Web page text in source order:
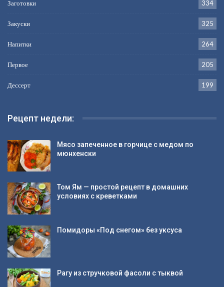
Заготовки 334
Закуски 325
Напитки 264
Первое 205
Дессерт 199
Рецепт недели:
Мясо запеченное в горчице с медом по
мюнхенски
Том Ям — простой рецепт в домашних
условиях с креветками
Помидоры «Под снегом» без уксуса
Рагу из стручковой фасоли с тыквой